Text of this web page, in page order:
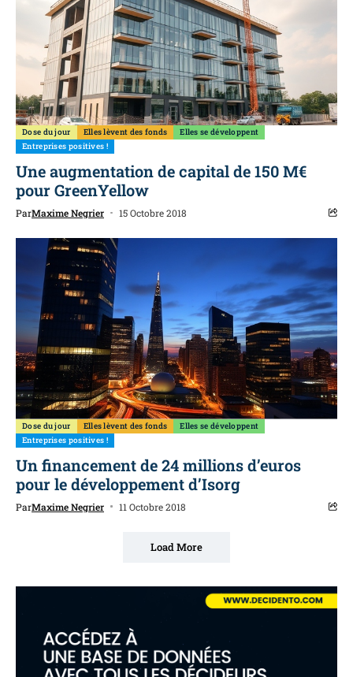
Dose du jour Elles lèvent des fonds
Elles se développent
Entreprises positives !
Une augmentation de capital de 150 M€
pour GreenYellow
ParMaxime Negrier 15 Octobre 2018
Dose du jour Elles lèvent des fonds
Elles se développent
Entreprises positives !
Un financement de 24 millions d’euros
pour le développement d’Isorg
ParMaxime Negrier 11 Octobre 2018
Load More